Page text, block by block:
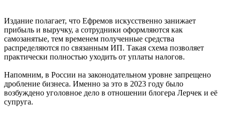
Издание полагает, что Ефремов искусственно занижает
прибыль и выручку, а сотрудники оформляются как
самозанятые, тем временем полученные средства
распределяются по связанным ИП. Такая схема позволяет
практически полностью уходить от уплаты налогов.
Напомним, в России на законодательном уровне запрещено
дробление бизнеса. Именно за это в 2023 году было
возбуждено уголовное дело в отношении блогера Лерчек и её
супруга.